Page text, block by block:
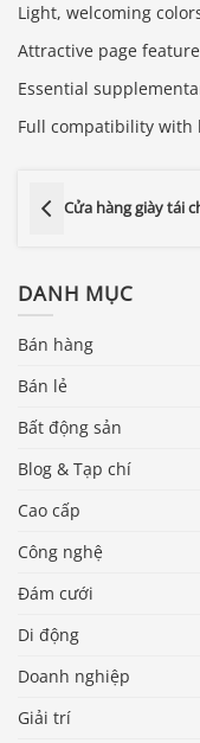
Light, welcoming
Attractive page
Essential
Full compatibility with
Cửa hàng giày tái
DANH MỤC
Bán hàng
Bán lẻ
Bất động sản
Blog & Tạp chí
Cao cấp
Công nghệ
Đám cưới
Di động
Doanh nghiệp
Giải trí